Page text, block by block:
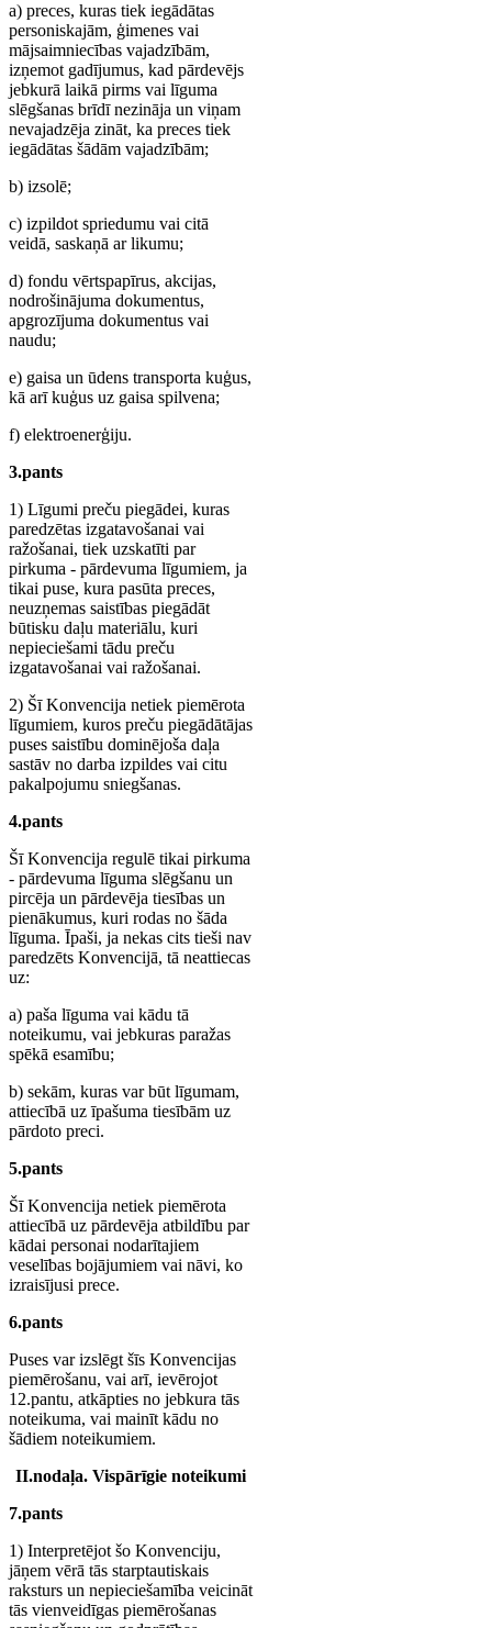
a) preces, kuras tiek iegādātas
personiskajām, ģimenes vai
mājsaimniecības vajadzībām,
izņemot gadījumus, kad pārdevējs
jebkurā laikā pirms vai līguma
slēgšanas brīdī nezināja un viņam
nevajadzēja zināt, ka preces tiek
iegādātas šādām vajadzībām;
b) izsolē;
c) izpildot spriedumu vai citā
veidā, saskaņā ar likumu;
d) fondu vērtspapīrus, akcijas,
nodrošinājuma dokumentus,
apgrozījuma dokumentus vai
naudu;
e) gaisa un ūdens transporta kuģus,
kā arī kuģus uz gaisa spilvena;
f) elektroenerģiju.
3.pants
1) Līgumi preču piegādei, kuras
paredzētas izgatavošanai vai
ražošanai, tiek uzskatīti par
pirkuma - pārdevuma līgumiem, ja
tikai puse, kura pasūta preces,
neuzņemas saistības piegādāt
būtisku daļu materiālu, kuri
nepieciešami tādu preču
izgatavošanai vai ražošanai.
2) Šī Konvencija netiek piemērota
līgumiem, kuros preču piegādātājas
puses saistību dominējoša daļa
sastāv no darba izpildes vai citu
pakalpojumu sniegšanas.
4.pants
Šī Konvencija regulē tikai pirkuma
- pārdevuma līguma slēgšanu un
pircēja un pārdevēja tiesības un
pienākumus, kuri rodas no šāda
līguma. Īpaši, ja nekas cits tieši nav
paredzēts Konvencijā, tā neattiecas
uz:
a) paša līguma vai kādu tā
noteikumu, vai jebkuras paražas
spēkā esamību;
b) sekām, kuras var būt līgumam,
attiecībā uz īpašuma tiesībām uz
pārdoto preci.
5.pants
Šī Konvencija netiek piemērota
attiecībā uz pārdevēja atbildību par
kādai personai nodarītajiem
veselības bojājumiem vai nāvi, ko
izraisījusi prece.
6.pants
Puses var izslēgt šīs Konvencijas
piemērošanu, vai arī, ievērojot
12.pantu, atkāpties no jebkura tās
noteikuma, vai mainīt kādu no
šādiem noteikumiem.
II.nodaļa. Vispārīgie noteikumi
7.pants
1) Interpretējot šo Konvenciju,
jāņem vērā tās starptautiskais
raksturs un nepieciešamība veicināt
tās vienveidīgas piemērošanas